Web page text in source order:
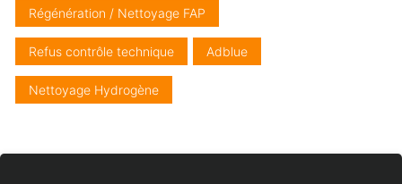
Régénération / Nettoyage FAP
Refus contrôle technique Adblue
Nettoyage Hydrogène